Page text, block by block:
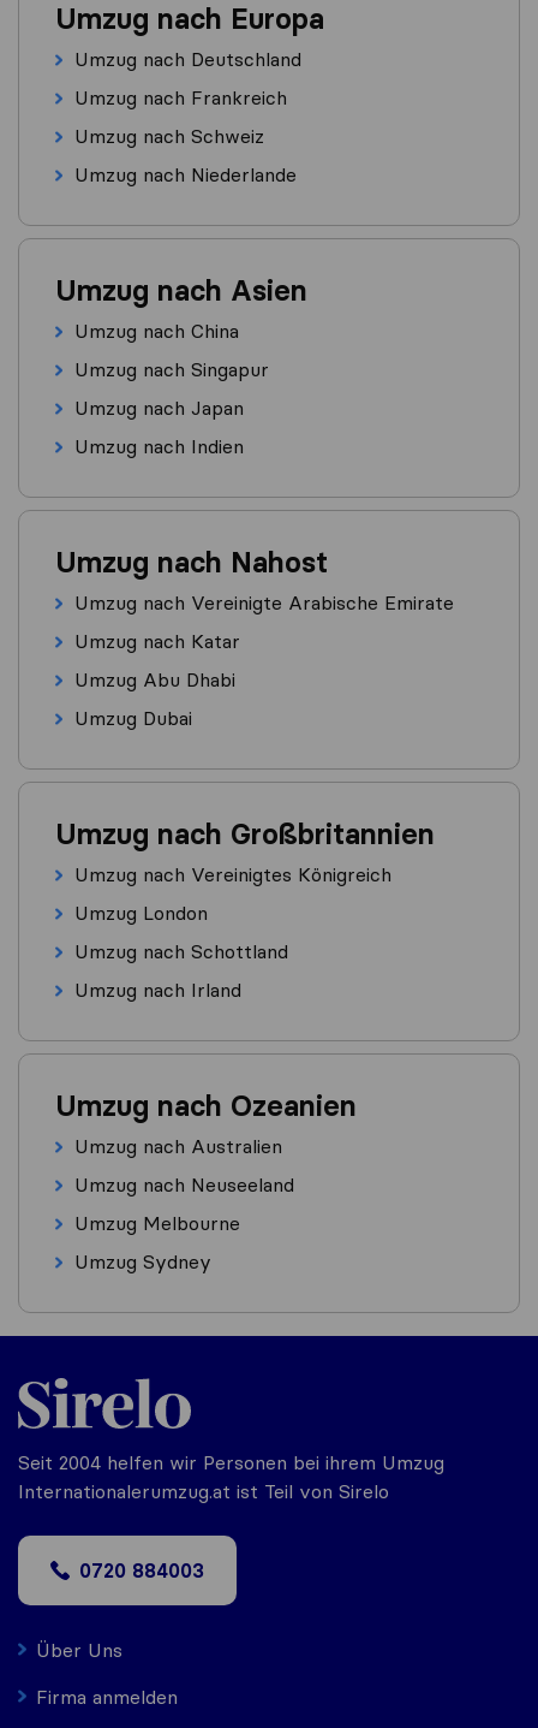
Umzug nach Europa
Umzug nach Deutschland
Umzug nach Frankreich
Umzug nach Schweiz
Umzug nach Niederlande
Umzug nach Asien
Umzug nach China
Umzug nach Singapur
Umzug nach Japan
Umzug nach Indien
Umzug nach Nahost
Umzug nach Vereinigte Arabische Emirate
Umzug nach Katar
Umzug Abu Dhabi
Umzug Dubai
Umzug nach Großbritannien
Umzug nach Vereinigtes Königreich
Umzug London
Umzug nach Schottland
Umzug nach Irland
Umzug nach Ozeanien
Umzug nach Australien
Umzug nach Neuseeland
Umzug Melbourne
Umzug Sydney
Seit 2004 helfen wir Personen bei ihrem Umzug
Internationalerumzug.at ist Teil von Sirelo
0720 884003
Über Uns
Firma anmelden